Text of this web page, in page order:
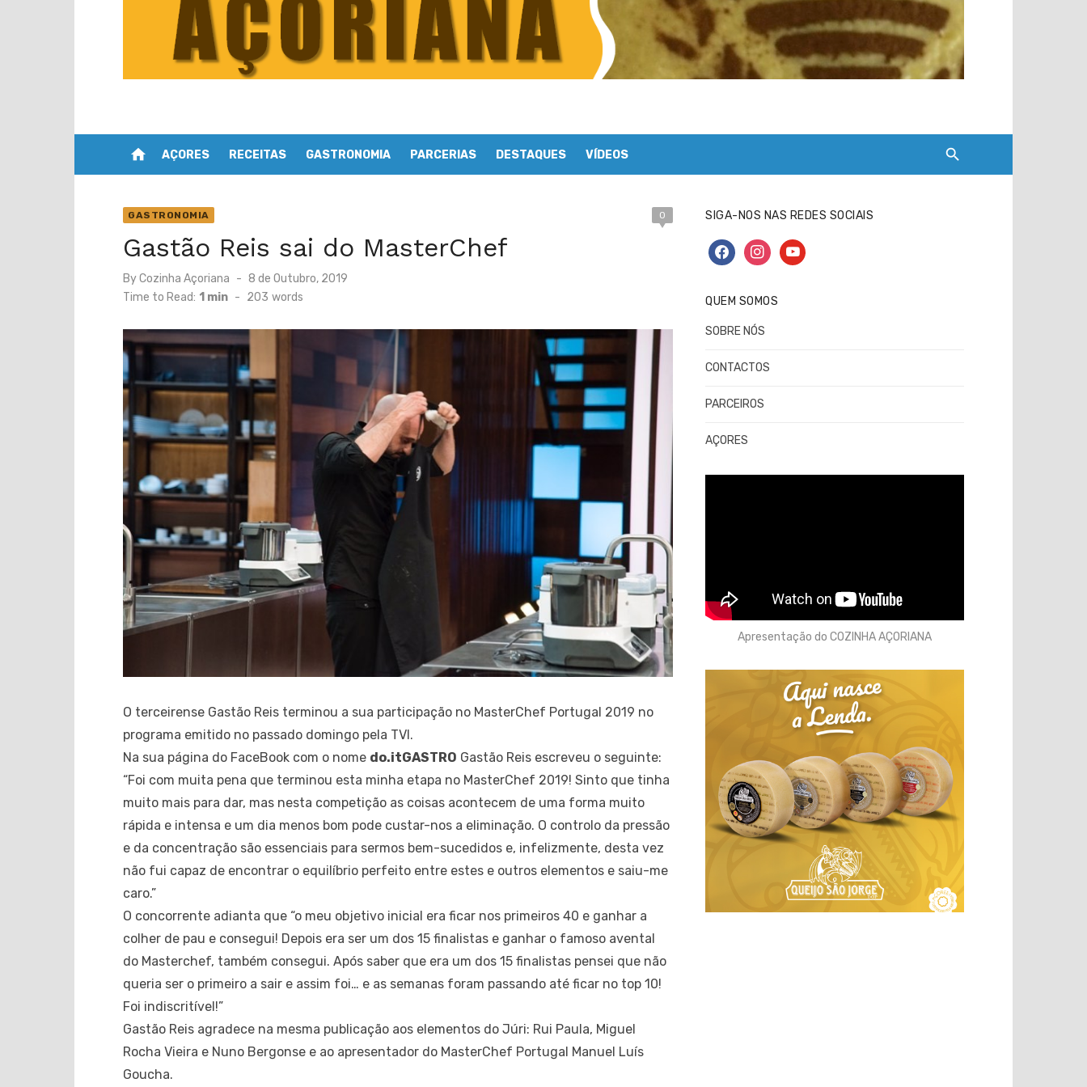
home AÇORES RECEITAS GASTRONOMIA PARCERIAS DESTAQUES VÍDEOS
GASTRONOMIA 0
Gastão Reis sai do MasterChef
ByCozinha Açoriana
Posted
on
8 de Outubro, 2019
Time to Read: 1 min - 203 words
O terceirense Gastão Reis terminou a sua participação no MasterChef Portugal 2019 no
programa emitido no passado domingo pela TVI.
Na sua página do FaceBook com o nome do.itGASTRO Gastão Reis escreveu o seguinte:
“Foi com muita pena que terminou esta minha etapa no MasterChef 2019! Sinto que tinha
muito mais para dar, mas nesta competição as coisas acontecem de uma forma muito
rápida e intensa e um dia menos bom pode custar-nos a eliminação. O controlo da pressão
e da concentração são essenciais para sermos bem-sucedidos e, infelizmente, desta vez
não fui capaz de encontrar o equilíbrio perfeito entre estes e outros elementos e saiu-me
caro.”
O concorrente adianta que “o meu objetivo inicial era ficar nos primeiros 40 e ganhar a
colher de pau e consegui! Depois era ser um dos 15 finalistas e ganhar o famoso avental
do Masterchef, também consegui. Após saber que era um dos 15 finalistas pensei que não
queria ser o primeiro a sair e assim foi… e as semanas foram passando até ficar no top 10!
Foi indiscritível!”
Gastão Reis agradece na mesma publicação aos elementos do Júri: Rui Paula, Miguel
Rocha Vieira e Nuno Bergonse e ao apresentador do MasterChef Portugal Manuel Luís
Goucha.
SIGA-NOS NAS REDES SOCIAIS
facebookinstagramyoutube
QUEM SOMOS
SOBRE NÓS
CONTACTOS
PARCEIROS
AÇORES
Apresentação do COZINHA AÇORIANA